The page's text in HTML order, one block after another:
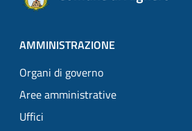
AMMINISTRAZIONE
Organi di governo
Aree amministrative
Uffici